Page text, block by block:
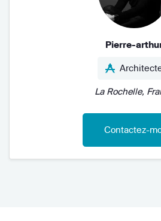
Pierre-
La Rochelle,
Contactez-